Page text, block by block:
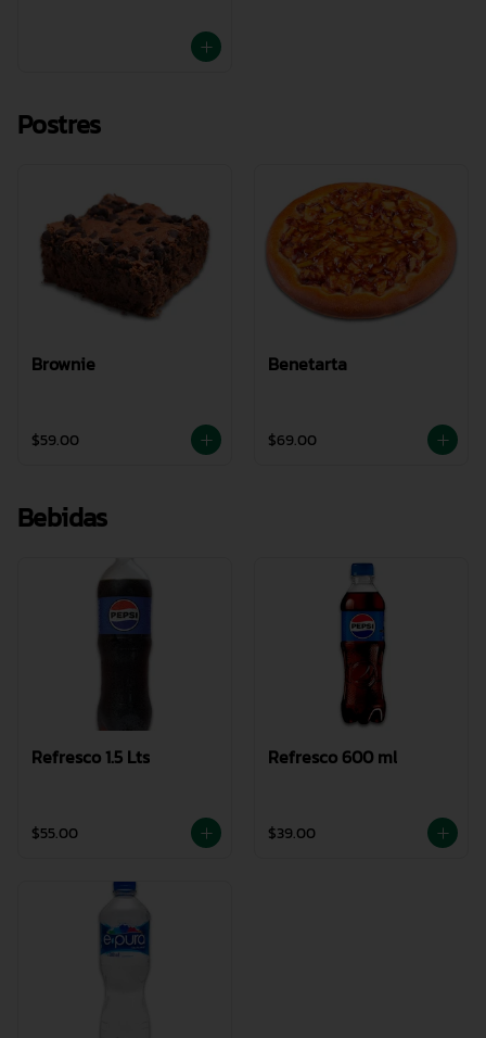
Postres
Brownie
$59.00
Benetarta
$69.00
Bebidas
Refresco 1.5 Lts
$55.00
Refresco 600 ml
$39.00